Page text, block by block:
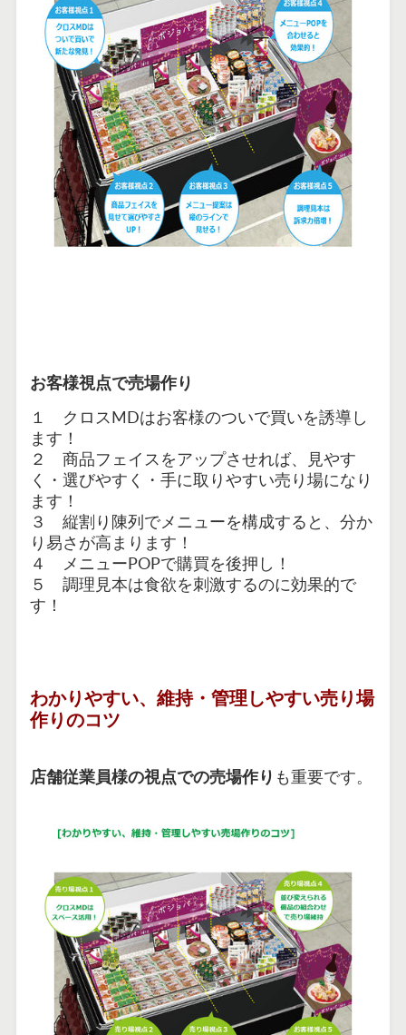
お客様視点で売場作り
１ クロスMDはお客様のついで買いを誘導し
ます！
２ 商品フェイスをアップさせれば、見やす
く・選びやすく・手に取りやすい売り場になり
ます！
３ 縦割り陳列でメニューを構成すると、分か
り易さが高まります！
４ メニューPOPで購買を後押し！
５ 調理見本は食欲を刺激するのに効果的で
す！
わかりやすい、維持・管理しやすい売り場
作りのコツ
店舗従業員様の視点での売場作り も重要です。